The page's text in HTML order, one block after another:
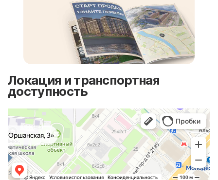
Локация и транспортная
доступность